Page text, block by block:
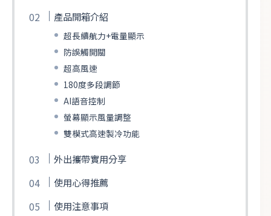
產品開箱介紹
超長續航力+電量顯示
防誤觸開關
超高風速
180度多段調節
AI語音控制
螢幕顯示風量調整
雙模式高速製冷功能
外出攜帶實用分享
使用心得推薦
使用注意事項